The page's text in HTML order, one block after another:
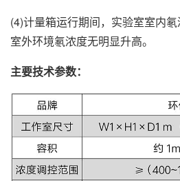
(4)计量箱运行期间，实验室室内
室外环境氡浓度无明显升高。
主要技术参数：